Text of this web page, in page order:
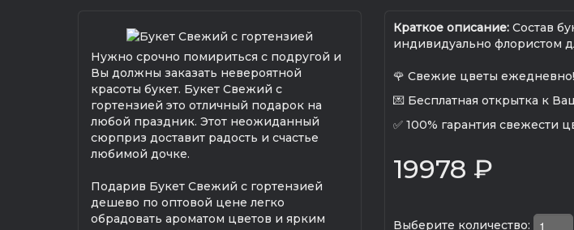
Нужно срочно помириться с подругой и
Вы должны заказать невероятной
красоты букет. Букет Свежий с
гортензией это отличный подарок на
любой праздник. Этот неожиданный
сюрприз доставит радость и счастье
любимой дочке.
Подарив Букет Свежий с гортензией
дешево по оптовой цене легко
обрадовать ароматом цветов и ярким
Краткое описание:Состав
индивидуально флористом
🌹 Свежие цветы ежедневно!
💌 Бесплатная открытка к
✅ 100% гарантия свежести
19978 ₽
Выберите количество: